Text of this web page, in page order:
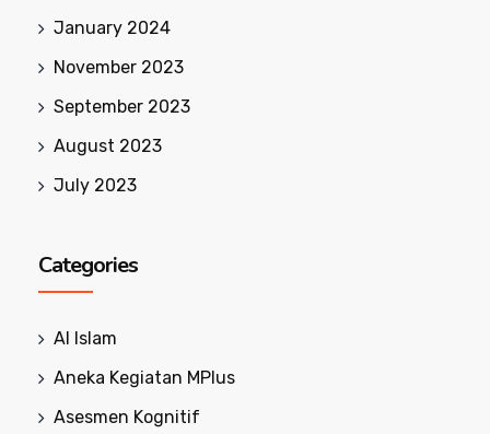
January 2024
November 2023
September 2023
August 2023
July 2023
Categories
Al Islam
Aneka Kegiatan MPlus
Asesmen Kognitif